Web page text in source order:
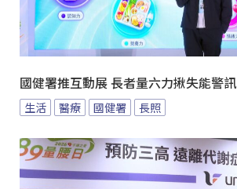
國健署推互動展 長者量六力揪失能警訊
生活 醫療 國健署 長照